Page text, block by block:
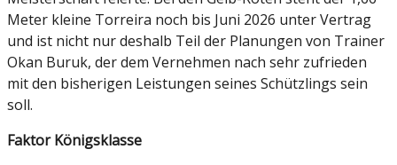
Meter kleine Torreira noch bis Juni 2026 unter Vertrag
und ist nicht nur deshalb Teil der Planungen von Trainer
Okan Buruk, der dem Vernehmen nach sehr zufrieden
mit den bisherigen Leistungen seines Schützlings sein
soll.
Faktor Königsklasse